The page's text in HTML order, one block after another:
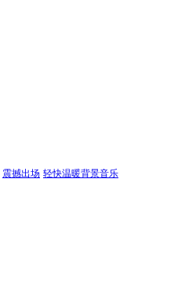
震撼出场 轻快温暖背景音乐